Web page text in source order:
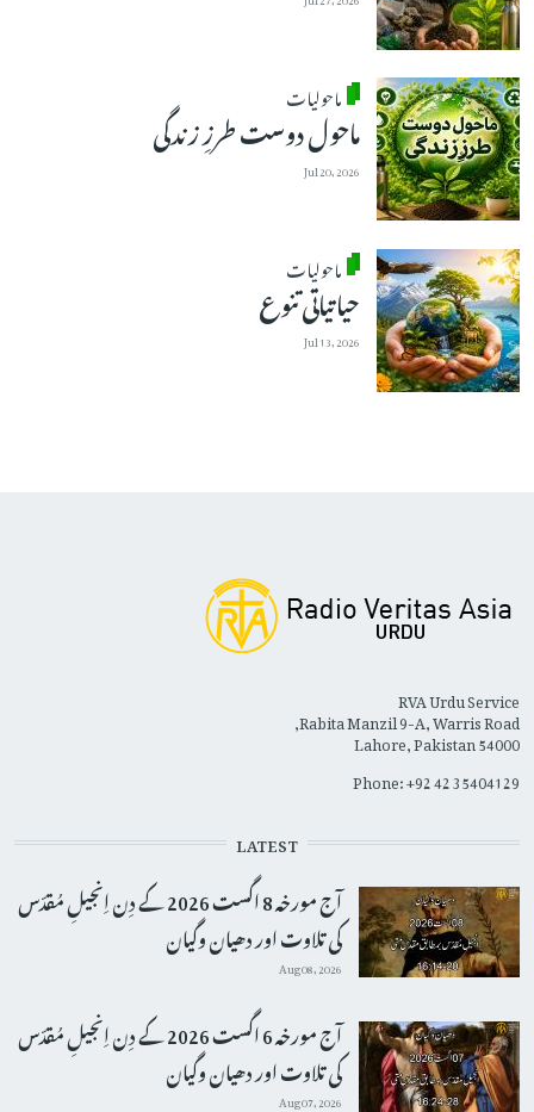
ماحولیات
ماحول دوست طرزِ زندگی
Jul 20, 2026
ماحولیات
حیاتیاتی تنوع
Jul 13, 2026
RVA Urdu Service
Rabita Manzil 9-A, Warris Road,
Lahore, Pakistan 54000
Phone: +92 42 35404129
LATEST
آج مورخہ 8 اگست 2026 کے دِن اِنجیلِ مُقدّس
کی تلاوت اور دھیان وگیان
Aug 08, 2026
آج مورخہ 6 اگست 2026 کے دِن اِنجیلِ مُقدّس
کی تلاوت اور دھیان وگیان
Aug 07, 2026